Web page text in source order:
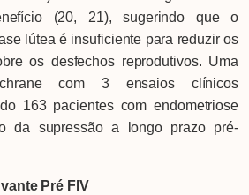
(20, 21), sugerindo que o
lútea é insuficiente para reduzir os
os desfechos reprodutivos. Uma
com 3 ensaios clínicos
163 pacientes com endometriose
da supressão a longo prazo pré-
Pré FIV